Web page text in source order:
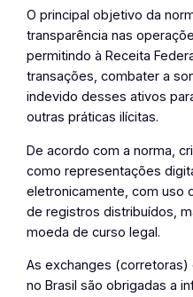
O principal objetivo da
transparência nas
permitindo à Receita
transações, combater a
indevido desses ativos
outras práticas ilícitas.
De acordo com a norma,
como representações
eletronicamente, com uso
de registros distribuídos,
moeda de curso legal.
As exchanges
no Brasil são obrigadas a